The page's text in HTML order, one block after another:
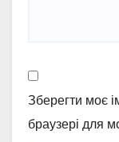
Зберегти моє
браузері для